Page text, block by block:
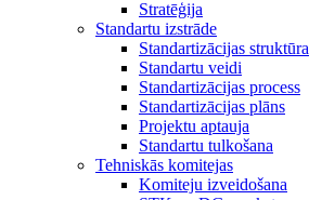
Stratēģija
Standartu izstrāde
Standartizācijas struktūra
Standartu veidi
Standartizācijas process
Standartizācijas plāns
Projektu aptauja
Standartu tulkošana
Tehniskās komitejas
Komiteju izveidošana